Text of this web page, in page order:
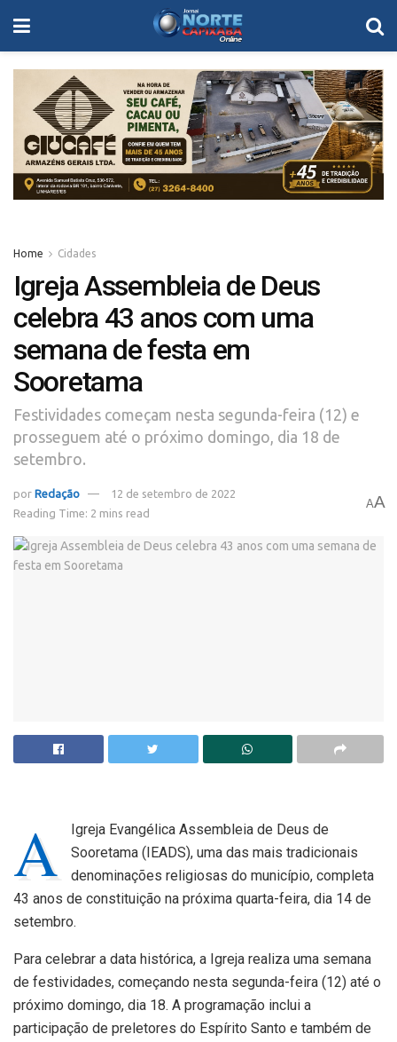
Home Cidades
Igreja Assembleia de Deus
celebra 43 anos com uma
semana de festa em
Sooretama
Festividades começam nesta segunda-feira (12) e
prosseguem até o próximo domingo, dia 18 de
setembro.
por Redação
12 de setembro de 2022
Reading Time: 2 mins read
AA
A
Igreja Evangélica Assembleia de Deus de
Sooretama (IEADS), uma das mais tradicionais
denominações religiosas do município, completa
43 anos de constituição na próxima quarta-feira, dia 14 de
setembro.
Para celebrar a data histórica, a Igreja realiza uma semana
de festividades, começando nesta segunda-feira (12) até o
próximo domingo, dia 18. A programação inclui a
participação de preletores do Espírito Santo e também de